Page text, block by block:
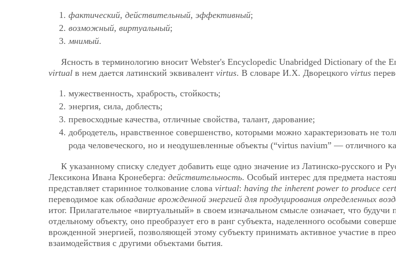
фактический, действительный, эффективный;
возможный, виртуальный;
мнимый.
Ясность в терминологию вносит Webster's Encyclopedic Unabridged Dictionary of the
virtual в нем дается латинский эквивалент virtus. В словаре И.Х. Дворецкого virtus
мужественность, храбрость, стойкость;
энергия, сила, доблесть;
превосходные качества, отличные свойства, талант, дарование;
добродетель, нравственное совершенство, которыми можно характеризовать не
рода человеческого, но и неодушевленные объекты (“virtus navium” — отличного
К указанному списку следует добавить еще одно значение из Латинско-русского и
Лексикона Ивана Кронеберга: действительность. Особый интерес для предмета
представляет старинное толкование слова virtual: having the inherent power to produce
переводимое как обладание врожденной энергией для продуцирования определенных
итог. Прилагательное «виртуальный» в своем изначальном смысле означает, что
отдельному объекту, оно преобразует его в ранг субъекта, наделенного особыми
врожденной энергией, позволяющей этому субъекту принимать активное участие в
взаимодействия с другими объектами бытия.